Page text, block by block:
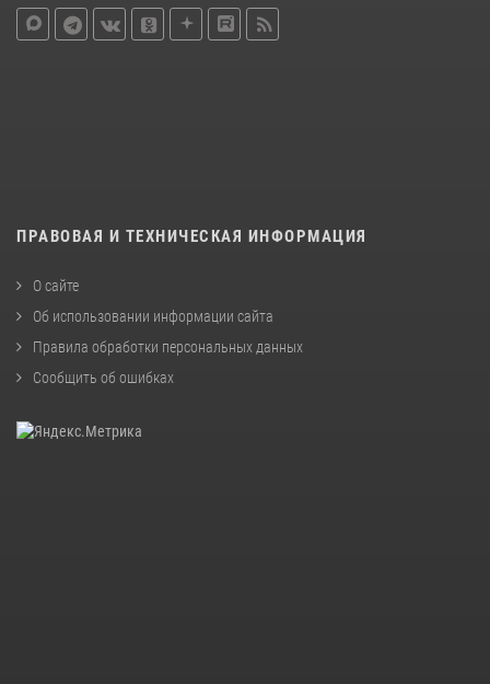
ПРАВОВАЯ И ТЕХНИЧЕСКАЯ ИНФОРМАЦИЯ
О сайте
Об использовании информации сайта
Правила обработки персональных данных
Сообщить об ошибках